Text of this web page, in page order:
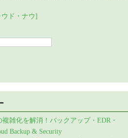
ド・ナウ]
複雑化を解消！バックアップ・EDR・
Backup & Security